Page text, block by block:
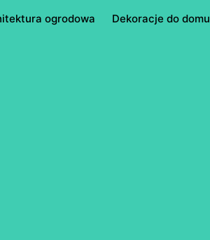
ogrodowa Dekoracje do domu